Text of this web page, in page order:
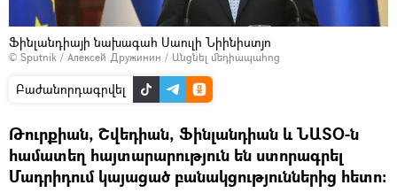
Ֆինլանդիայի նախագահ Սաուլի Նիինիստյո
© Sputnik / Алексей Дружинин / Անցնել մեդիապահոց
Բաժանորդագրվել
Թուրքիան, Շվեդիան, Ֆինլանդիան և ՆԱՏՕ-ն
համատեղ հայտարարություն են ստորագրել
Մադրիդում կայացած բանակցություններից հետո։